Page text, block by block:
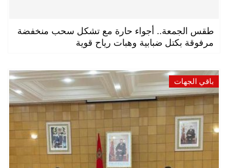
طقس الجمعة.. أجواء حارة مع تشكل سحب منخفضة
مرفوقة بكتل ضبابية وهبات رياح قوية
باقي الجهات